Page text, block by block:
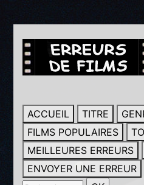
ACCUEIL TITRE
FILMS POPULAIRES
MEILLEURES ERREURS
ENVOYER UNE ERREUR